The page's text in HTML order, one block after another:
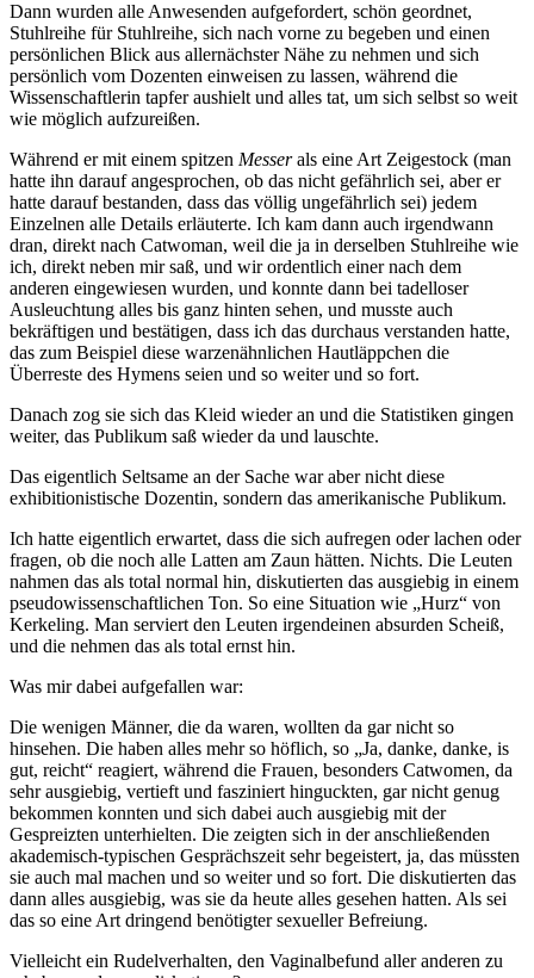
Dann wurden alle Anwesenden aufgefordert, schön geordnet,
Stuhlreihe für Stuhlreihe, sich nach vorne zu begeben und einen
persönlichen Blick aus allernächster Nähe zu nehmen und sich
persönlich vom Dozenten einweisen zu lassen, während die
Wissenschaftlerin tapfer aushielt und alles tat, um sich selbst so weit
wie möglich aufzureißen.
Während er mit einem spitzen Messerals eine Art Zeigestock (man
hatte ihn darauf angesprochen, ob das nicht gefährlich sei, aber er
hatte darauf bestanden, dass das völlig ungefährlich sei) jedem
Einzelnen alle Details erläuterte. Ich kam dann auch irgendwann
dran, direkt nach Catwoman, weil die ja in derselben Stuhlreihe wie
ich, direkt neben mir saß, und wir ordentlich einer nach dem
anderen eingewiesen wurden, und konnte dann bei tadelloser
Ausleuchtung alles bis ganz hinten sehen, und musste auch
bekräftigen und bestätigen, dass ich das durchaus verstanden hatte,
das zum Beispiel diese warzenähnlichen Hautläppchen die
Überreste des Hymens seien und so weiter und so fort.
Danach zog sie sich das Kleid wieder an und die Statistiken gingen
weiter, das Publikum saß wieder da und lauschte.
Das eigentlich Seltsame an der Sache war aber nicht diese
exhibitionistische Dozentin, sondern das amerikanische Publikum.
Ich hatte eigentlich erwartet, dass die sich aufregen oder lachen oder
fragen, ob die noch alle Latten am Zaun hätten. Nichts. Die Leuten
nahmen das als total normal hin, diskutierten das ausgiebig in einem
pseudowissenschaftlichen Ton. So eine Situation wie „Hurz“ von
Kerkeling. Man serviert den Leuten irgendeinen absurden Scheiß,
und die nehmen das als total ernst hin.
Was mir dabei aufgefallen war:
Die wenigen Männer, die da waren, wollten da gar nicht so
hinsehen. Die haben alles mehr so höflich, so „Ja, danke, danke, is
gut, reicht“ reagiert, während die Frauen, besonders Catwomen, da
sehr ausgiebig, vertieft und fasziniert hinguckten, gar nicht genug
bekommen konnten und sich dabei auch ausgiebig mit der
Gespreizten unterhielten. Die zeigten sich in der anschließenden
akademisch-typischen Gesprächszeit sehr begeistert, ja, das müssten
sie auch mal machen und so weiter und so fort. Die diskutierten das
dann alles ausgiebig, was sie da heute alles gesehen hatten. Als sei
das so eine Art dringend benötigter sexueller Befreiung.
Vielleicht ein Rudelverhalten, den Vaginalbefund aller anderen zu